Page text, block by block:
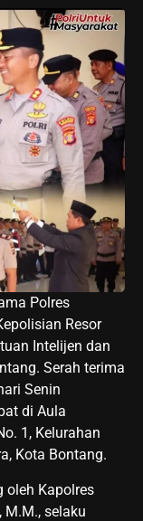
Polres
Resor
Intelijen dan
Serah terima
Senin
di Aula
1, Kelurahan
Kota Bontang.
oleh Kapolres
M.M., selaku